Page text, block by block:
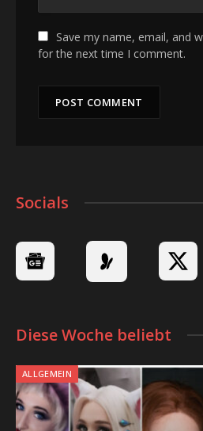
Save my name, email, and
for the next time I comment.
Socials
Diese Woche beliebt
ALLGEMEIN